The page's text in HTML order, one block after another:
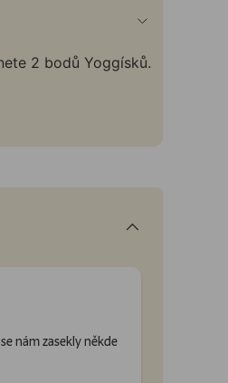
2 bodů Yoggísků.
nám zasekly někde